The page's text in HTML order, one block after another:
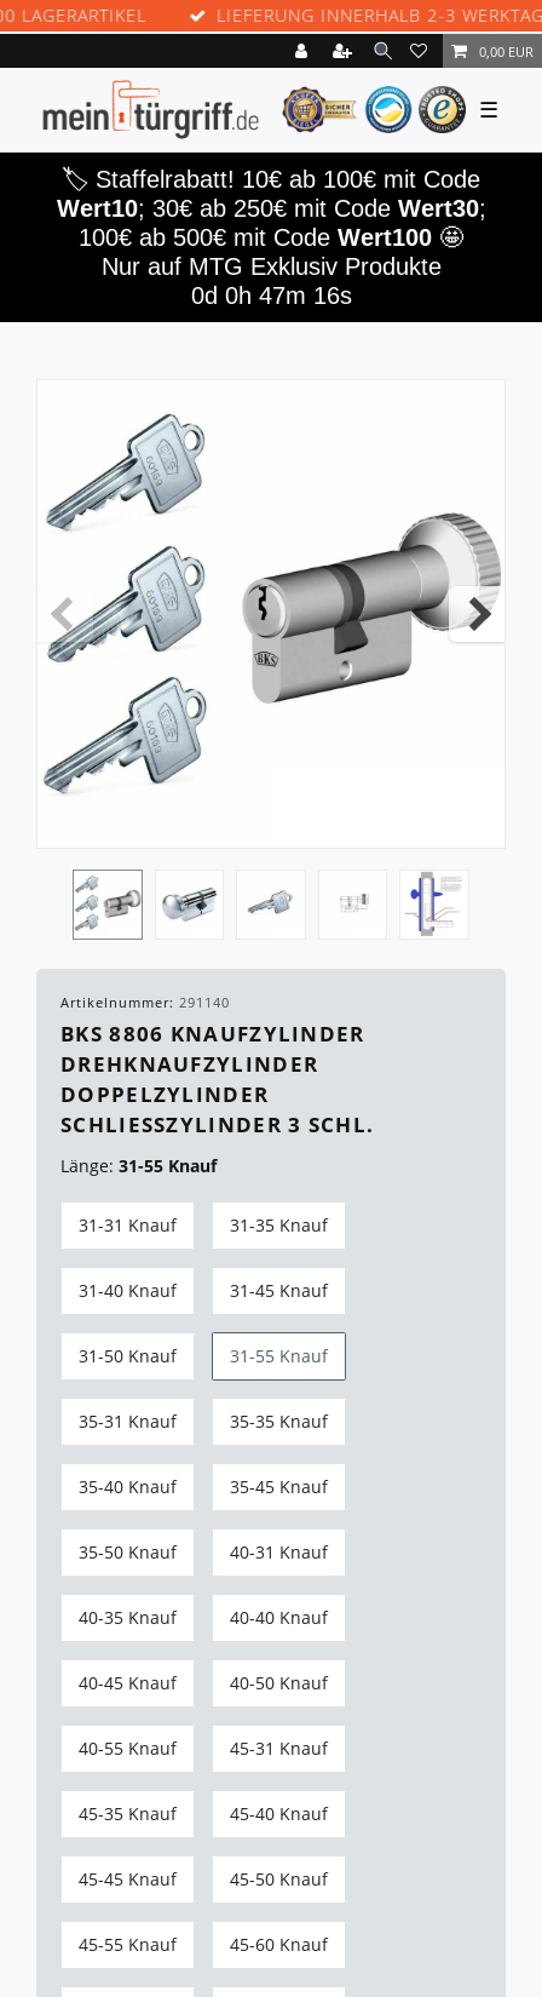
LIEFERUNG INNERHALB 2-3 WERKTAGEN
0,00 EUR
☰
🏷️ Staffelrabatt! 10€ ab 100€ mit Code
Wert10; 30€ ab 250€ mit Code Wert30;
100€ ab 500€ mit Code Wert100 🤩
Nur auf MTG Exklusiv Produkte
0d 0h 47m 16s
Artikelnummer: 291140
BKS 8806 KNAUFZYLINDER
DREHKNAUFZYLINDER
DOPPELZYLINDER
SCHLIESSZYLINDER 3 SCHL.
Länge: 31-55 Knauf
31-31 Knauf 31-35 Knauf
31-40 Knauf 31-45 Knauf
31-50 Knauf 31-55 Knauf
35-31 Knauf 35-35 Knauf
35-40 Knauf 35-45 Knauf
35-50 Knauf 40-31 Knauf
40-35 Knauf 40-40 Knauf
40-45 Knauf 40-50 Knauf
40-55 Knauf 45-31 Knauf
45-35 Knauf 45-40 Knauf
45-45 Knauf 45-50 Knauf
45-55 Knauf 45-60 Knauf